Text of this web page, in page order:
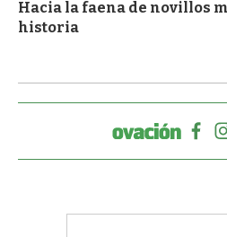
Hacia la faena de novillos
historia